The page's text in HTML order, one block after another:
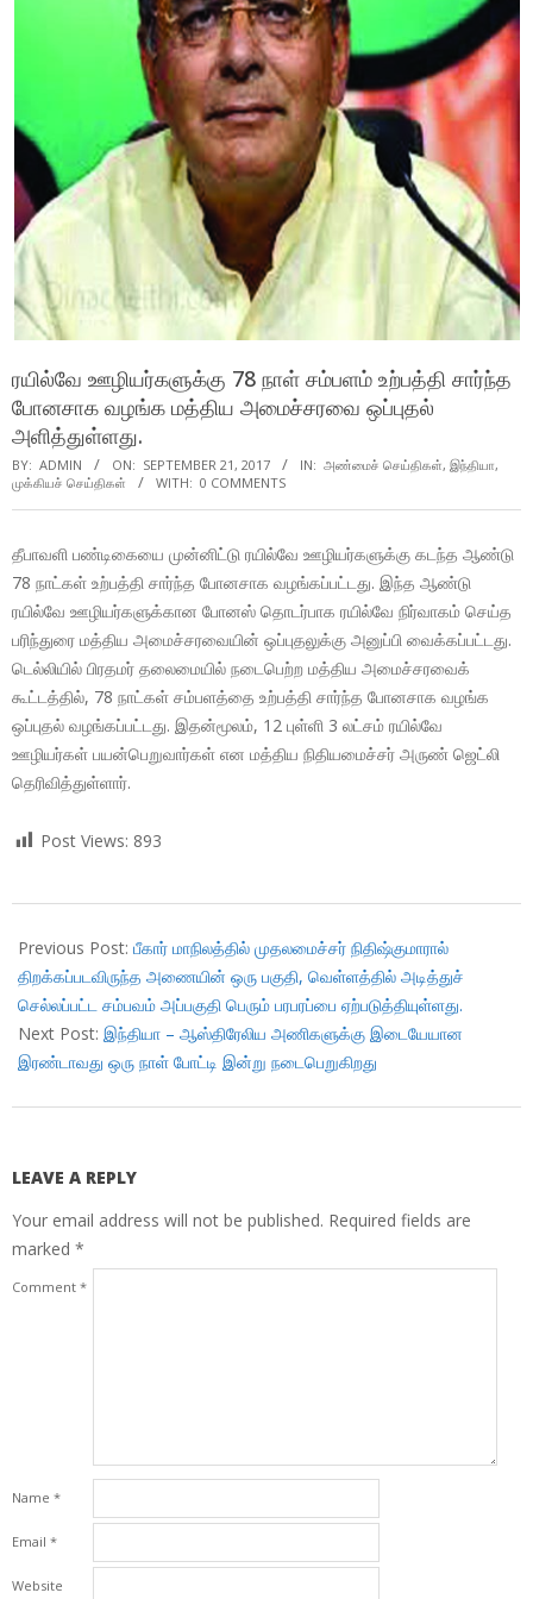
ரயில்வே ஊழியர்களுக்கு 78 நாள் சம்பளம் உற்பத்தி சார்ந்த
போனசாக வழங்க மத்திய அமைச்சரவை ஒப்புதல்
அளித்துள்ளது.
BY: ADMIN ON: SEPTEMBER 21, 2017 IN: அண்மைச் செய்திகள், இந்தியா,
முக்கியச் செய்திகள்
WITH: 0 COMMENTS
தீபாவளி பண்டிகையை முன்னிட்டு ரயில்வே ஊழியர்களுக்கு கடந்த ஆண்டு
78 நாட்கள் உற்பத்தி சார்ந்த போனசாக வழங்கப்பட்டது. இந்த ஆண்டு
ரயில்வே ஊழியர்களுக்கான போனஸ் தொடர்பாக ரயில்வே நிர்வாகம் செய்த
பரிந்துரை மத்திய அமைச்சரவையின் ஒப்புதலுக்கு அனுப்பி வைக்கப்பட்டது.
டெல்லியில் பிரதமர் தலைமையில் நடைபெற்ற மத்திய அமைச்சரவைக்
கூட்டத்தில், 78 நாட்கள் சம்பளத்தை உற்பத்தி சார்ந்த போனசாக வழங்க
ஒப்புதல் வழங்கப்பட்டது. இதன்மூலம், 12 புள்ளி 3 லட்சம் ரயில்வே
ஊழியர்கள் பயன்பெறுவார்கள் என மத்திய நிதியமைச்சர் அருண் ஜெட்லி
தெரிவித்துள்ளார்.
Post Views: 893
09-
21
Previous Post: பீகார் மாநிலத்தில் முதலமைச்சர் நிதிஷ்குமாரால்
திறக்கப்படவிருந்த அணையின் ஒரு பகுதி, வெள்ளத்தில் அடித்துச்
செல்லப்பட்ட சம்பவம் அப்பகுதி பெரும் பரபரப்பை ஏற்படுத்தியுள்ளது.
Next Post: இந்தியா – ஆஸ்திரேலிய அணிகளுக்கு இடையேயான
இரண்டாவது ஒரு நாள் போட்டி இன்று நடைபெறுகிறது
LEAVE A REPLY
Your email address will not be published. Required fields are
marked *
Comment *
Name *
Email *
Website